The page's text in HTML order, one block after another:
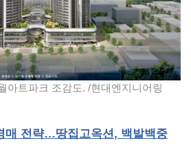
아트파크 조감도. /현대엔지니어링
매 전략…땅집고옥션, 백발백중